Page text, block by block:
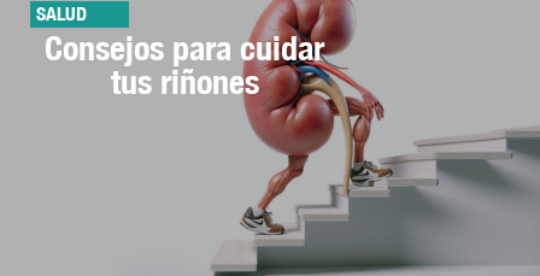
SALUD
Consejos para cuidar
tus riñones